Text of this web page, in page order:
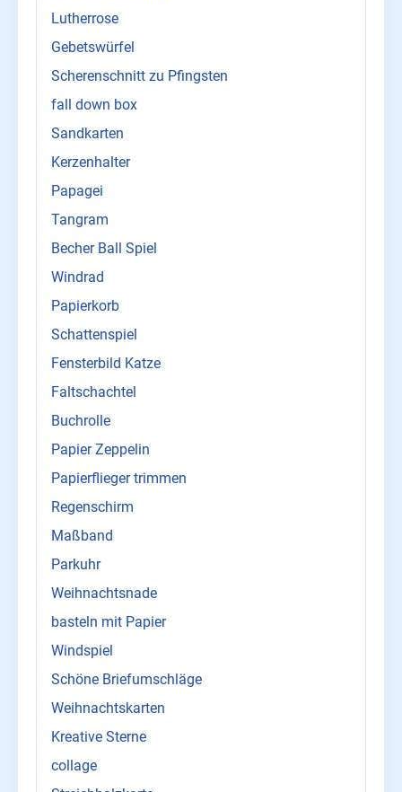
Lutherrose
Gebetswürfel
Scherenschnitt zu Pfingsten
fall down box
Sandkarten
Kerzenhalter
Papagei
Tangram
Becher Ball Spiel
Windrad
Papierkorb
Schattenspiel
Fensterbild Katze
Faltschachtel
Buchrolle
Papier Zeppelin
Papierflieger trimmen
Regenschirm
Maßband
Parkuhr
Weihnachtsnade
basteln mit Papier
Windspiel
Schöne Briefumschläge
Weihnachtskarten
Kreative Sterne
collage